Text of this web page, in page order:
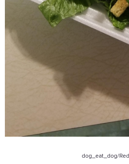
dog_eat_dog/